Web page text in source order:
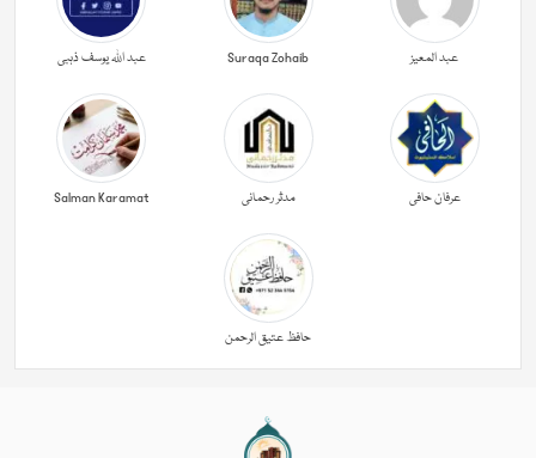
عبد المعیز Suraqa Zohaib عبد اللہ یوسف ذہبی
عرفان حافی مدثر رحمانی Salman Karamat
حافظ عتیق الرحمن